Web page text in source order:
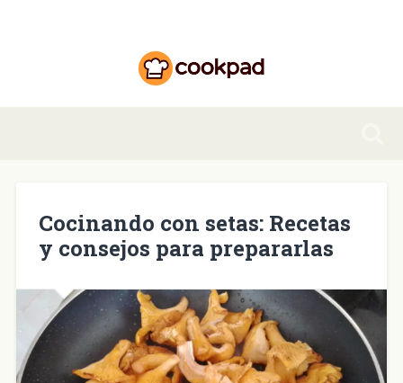
Cocinando con setas: Recetas
y consejos para prepararlas